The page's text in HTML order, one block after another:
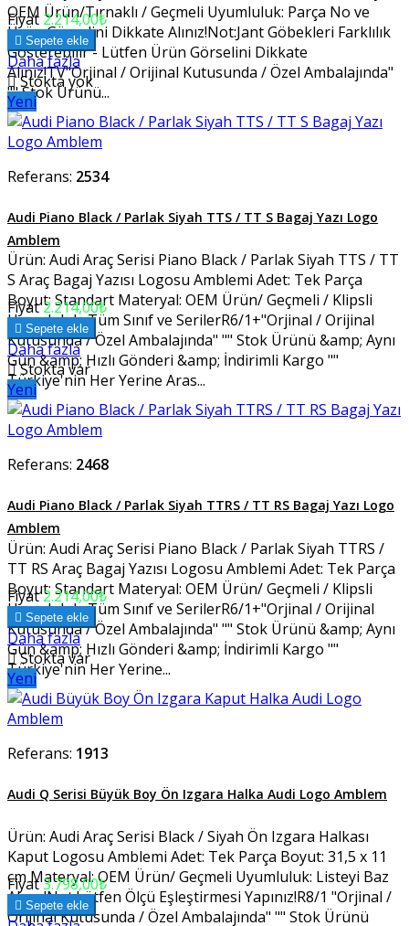
OEM Ürün/Tırnaklı / Geçmeli Uyumluluk: Parça No ve
Ürün Görselini Dikkate Alınız!Not:Jant Göbekleri Farklılık
Gösterebilir - Lütfen Ürün Görselini Dikkate
Alınız!TV"Orjinal / Orijinal Kutusunda / Özel Ambalajında"
"" Stok Ürünü...
Fiyat 2.214,00₺
 Sepete ekle
Daha fazla
Stokta yok
Yeni
Referans: 2534
Audi Piano Black / Parlak Siyah TTS / TT S Bagaj Yazı Logo
Amblem
Ürün: Audi Araç Serisi Piano Black / Parlak Siyah TTS / TT
S Araç Bagaj Yazısı Logosu Amblemi Adet: Tek Parça
Boyut: Standart Materyal: OEM Ürün/ Geçmeli / Klipsli
Uyumluluk: Tüm Sınıf ve SerilerR6/1+"Orjinal / Orijinal
Kutusunda / Özel Ambalajında" "" Stok Ürünü &amp; Aynı
Gün &amp; Hızlı Gönderi &amp; İndirimli Kargo ""
Türkiye'nin Her Yerine Aras...
Fiyat 2.214,00₺
 Sepete ekle
Daha fazla
Stokta var
Yeni
Referans: 2468
Audi Piano Black / Parlak Siyah TTRS / TT RS Bagaj Yazı Logo
Amblem
Ürün: Audi Araç Serisi Piano Black / Parlak Siyah TTRS /
TT RS Araç Bagaj Yazısı Logosu Amblemi Adet: Tek Parça
Boyut: Standart Materyal: OEM Ürün/ Geçmeli / Klipsli
Uyumluluk: Tüm Sınıf ve SerilerR6/1+"Orjinal / Orijinal
Kutusunda / Özel Ambalajında" "" Stok Ürünü &amp; Aynı
Gün &amp; Hızlı Gönderi &amp; İndirimli Kargo ""
Türkiye'nin Her Yerine...
Fiyat 2.214,00₺
 Sepete ekle
Daha fazla
Stokta var
Yeni
Referans: 1913
Audi Q Serisi Büyük Boy Ön Izgara Halka Audi Logo Amblem
Ürün: Audi Araç Serisi Black / Siyah Ön Izgara Halkası
Kaput Logosu Amblemi Adet: Tek Parça Boyut: 31,5 x 11
cm Materyal: OEM Ürün/ Geçmeli Uyumluluk: Listeyi Baz
Alınız!Not:Lütfen Ölçü Eşleştirmesi Yapınız!R8/1 "Orjinal /
Orijinal Kutusunda / Özel Ambalajında" "" Stok Ürünü
Fiyat3.798,00₺
 Sepete ekle